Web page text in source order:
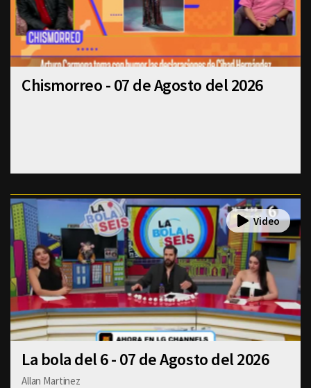
Chismorreo - 07 de Agosto del 2026
La bola del 6 - 07 de Agosto del 2026
Allan Martinez